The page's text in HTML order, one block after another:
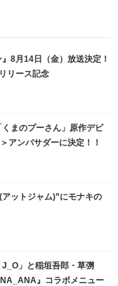
8月14日（金）放送決定！
リース記念
まのプーさん」原作デビ
アンバサダーに決定！！
ットジャム)”にモナキの
」と稲垣吾郎・草彅
』コラボメニュー